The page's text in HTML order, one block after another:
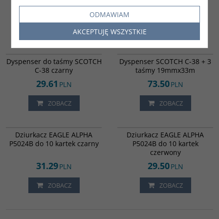
217.00 22.71
5203
Dyspenser do taśmy SCOTCH
C-38 czarny
29.61 PLN
ZOBACZ
835811
Dyspenser SCOTCH C-38 + 3
taśmy 19mmx33m
73.50PLN
ZOBACZ
Dziurkacz EAGLE ALPHA
P5024B do 10 kartek czarny
31.29PLN
ZOBACZ
Dziurkacz EAGLE ALPHA
P5024B do 10 kartek
czerwony
29.50PLN
ZOBACZ
ODMAWIAM
AKCEPTUJĘ WSZYSTKIE